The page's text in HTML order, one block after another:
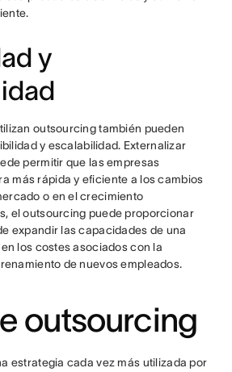
y
outsourcing también pueden
y escalabilidad. Externalizar
permitir que las empresas
más rápida y eficiente a los cambios
o en el crecimiento
el outsourcing puede proporcionar
expandir las capacidades de una
los costes asociados con la
de nuevos empleados.
outsourcing
estrategia cada vez más utilizada por